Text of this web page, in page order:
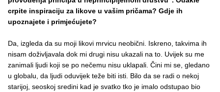
crpite inspiraciju za likove u vašim pričama? Gdje ih
upoznajete i primjećujete?
Da, izgleda da su moji likovi mrvicu neobični. Iskreno, takvima ih
nisam doživljavala dok mi drugi nisu ukazali na to. Uvijek su me
zanimali ljudi koji se po nečemu nisu uklapali. Čini mi se, gledano
u globalu, da ljudi oduvijek teže biti isti. Bilo da se radi o nekoj
starijoj, seoskoj sredini kad je svatko tko je imalo odstupao bio